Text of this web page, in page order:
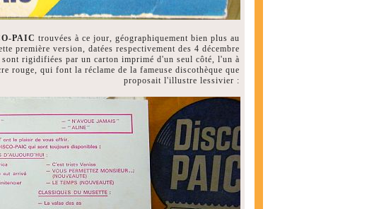
PAIC trouvées à ce jour, géographiquement bien plus au
première version, datées respectivement des 4 décembre
rigidifiées par un carton imprimé d'un seul côté, l'un à
rouge, qui font la réclame de la fameuse discothèque que
proposait l'illustre lessivier :